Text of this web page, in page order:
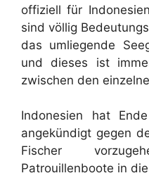
offiziell für
sind völlig
das umliegende
und dieses ist
zwischen den
Indonesien hat
angekündigt gegen
Fischer
Patrouillenboote in